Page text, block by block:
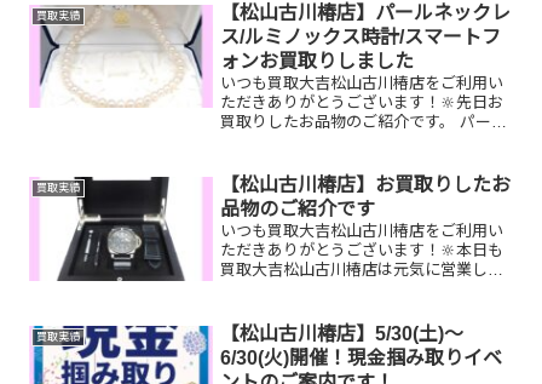
買取実績
【松山古川椿店】パールネックレ
ス/ルミノックス時計/スマートフ
ォンお買取りしました
いつも買取大吉松山古川椿店をご利用い
ただきありがとうございます！🔆先日お
買取りしたお品物のご紹介です。 パール
ませんか？ぜひ買取大吉松山古川椿店に
お査定させてください...
買取実績
【松山古川椿店】お買取りしたお
品物のご紹介です
いつも買取大吉松山古川椿店をご利用い
ただきありがとうございます！🔆本日も
買取大吉松山古川椿店は元気に営業して
ルサブマーシブル／PRADA トートバッ
グ／K18リングお...
買取実績
【松山古川椿店】5/30(土)～
6/30(火)開催！現金掴み取りイベ